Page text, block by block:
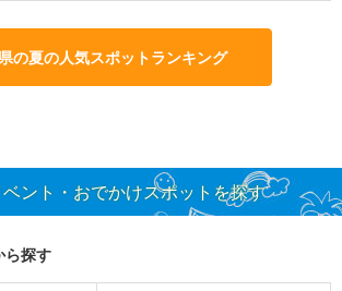
の夏の人気スポットランキング
ント・おでかけスポットを探す
ら探す